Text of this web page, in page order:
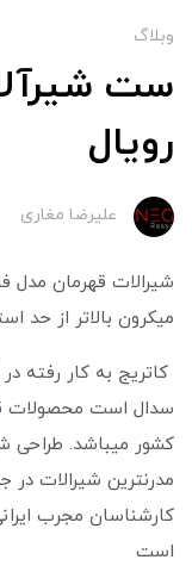
وبلاگ
ست
رویال
علیرضا مغاری
شیرالات قهرمان مدل
میکرون بالاتر از حد
کاتریج به کار رفته
کشور میباشد. طراحی
مدرنترین شیرالات
کارشناسان مجرب
است